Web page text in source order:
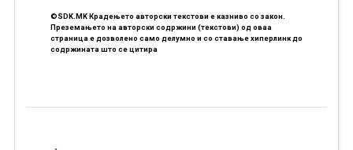
©SDK.MK Крадењето авторски текстови е казниво со закон.
Преземањето на авторски содржини (текстови) од оваа
страница е дозволено само делумно и со ставање хиперлинк до
содржината што се цитира